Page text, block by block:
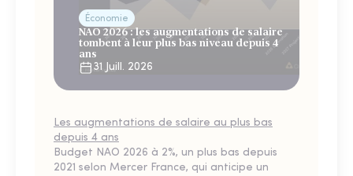
Économie
NAO 2026 : les augmentations de salaire
tombent à leur plus bas niveau depuis 4
ans
31 Juill. 2026
Les augmentations de salaire au plus bas
depuis 4 ans
Budget NAO 2026 à 2%, un plus bas depuis
2021 selon Mercer France, qui anticipe un